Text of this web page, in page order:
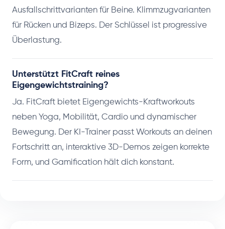
Ausfallschrittvarianten für Beine. Klimmzugvarianten
für Rücken und Bizeps. Der Schlüssel ist progressive
Überlastung.
Unterstützt FitCraft reines
Eigengewichtstraining?
Ja. FitCraft bietet Eigengewichts-Kraftworkouts
neben Yoga, Mobilität, Cardio und dynamischer
Bewegung. Der KI-Trainer passt Workouts an deinen
Fortschritt an, interaktive 3D-Demos zeigen korrekte
Form, und Gamification hält dich konstant.